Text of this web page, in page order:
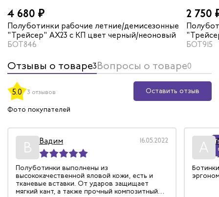
4 680 ₽
Полуботинки рабочие летние/демисезонные
"Трейсер" AX23 с КП цвет черный/неоновый
БОТ846
2 750
БОТ915
Отзывы о товаре3Вопросы о товаре0
5.0 3 отзывов
Оставить отзыв
Фото покупателей
В Вадим 16.05.2022
Полуботинки выполнены из
высококачественной яловой кожи, есть и
тканевые вставки. От ударов защищает
мягкий кант, а также прочный композитный
А